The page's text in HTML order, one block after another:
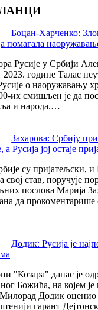
Боцан-Харченко:
помагала
Русије у Србији
2023. године Талас
о наоружавању
их смишљен је да
и народа.…
Захарова: Србију
Русија јој остаје
су пријатељски, и
свој став, поручује
послова Марија
да прокоментарише
Додик: Русија је
"Козара" данас је
Божића, на којем је
Додик оценио
гарант